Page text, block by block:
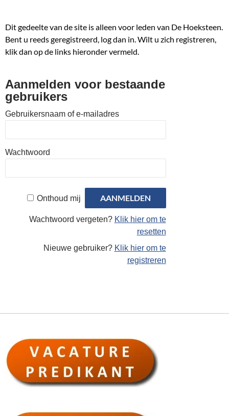
Dit gedeelte van de site is alleen voor leden van De Hoeksteen.
Bent u reeds geregistreerd, log dan in. Wilt u zich registreren,
klik dan op de links hieronder vermeld.
Aanmelden voor bestaande
gebruikers
Gebruikersnaam of e-mailadres
Wachtwoord
Onthoud mij
Wachtwoord vergeten? Klik hier om te
resetten
Nieuwe gebruiker? Klik hier om te
registreren